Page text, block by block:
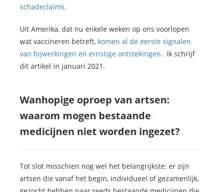
schadeclaims.
Uit Amerika, dat nu enkele weken op ons voorlopen
wat vaccineren betreft, komen al de eerste signalen
van bijwerkingen en ernstige ontstekingen. Ik schrijf
dit artikel in januari 2021.
Wanhopige oproep van artsen:
waarom mogen bestaande
medicijnen niet worden ingezet?
Tot slot misschien nog wel het belangrijkste: er zijn
artsen die vanaf het begin, individueel of gezamenlijk,